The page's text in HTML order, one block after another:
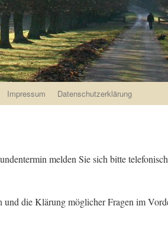
Impressum Datenschutzerklärung
melden Sie sich bitte
und die Klärung möglicher Fragen im